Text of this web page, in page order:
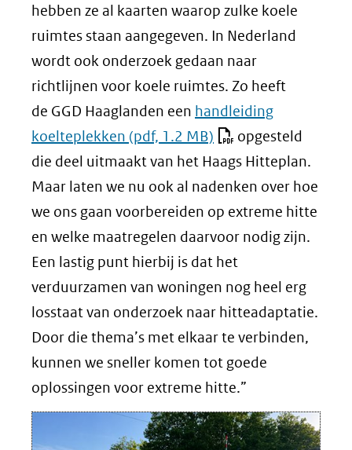
in
nieuw
venster)
(verwijst
naar
een
andere
website)
in
nieuw
(verwijst
naar
een
andere
website)
hebben ze al kaarten waarop zulke koele
ruimtes staan aangegeven. In Nederland
wordt ook onderzoek gedaan naar
richtlijnen voor koele ruimtes. Zo heeft
de GGD Haaglanden een handleiding
koelteplekken (pdf, 1.2 MB)
opgesteld
die deel uitmaakt van het Haags Hitteplan.
Maar laten we nu ook al nadenken over hoe
we ons gaan voorbereiden op extreme hitte
en welke maatregelen daarvoor nodig zijn.
Een lastig punt hierbij is dat het
verduurzamen van woningen nog heel erg
losstaat van onderzoek naar hitteadaptatie.
Door die thema’s met elkaar te verbinden,
kunnen we sneller komen tot goede
oplossingen voor extreme hitte.”